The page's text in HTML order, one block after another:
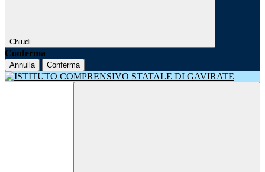
Chiudi
Conferma
Annulla Conferma